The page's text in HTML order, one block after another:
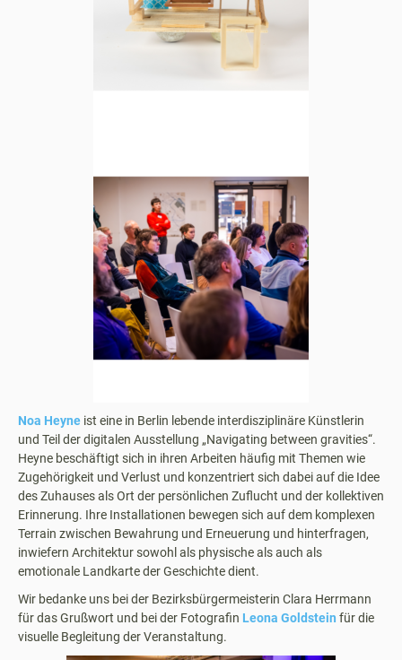
Noa Heyne ist eine in Berlin lebende interdisziplinäre Künstlerin
und Teil der digitalen Ausstellung „Navigating between gravities“.
Heyne beschäftigt sich in ihren Arbeiten häufig mit Themen wie
Zugehörigkeit und Verlust und konzentriert sich dabei auf die Idee
des Zuhauses als Ort der persönlichen Zuflucht und der kollektiven
Erinnerung. Ihre Installationen bewegen sich auf dem komplexen
Terrain zwischen Bewahrung und Erneuerung und hinterfragen,
inwiefern Architektur sowohl als physische als auch als
emotionale Landkarte der Geschichte dient.
Wir bedanke uns bei der Bezirksbürgermeisterin Clara Herrmann
für das Grußwort und bei der Fotografin Leona Goldstein für die
visuelle Begleitung der Veranstaltung.